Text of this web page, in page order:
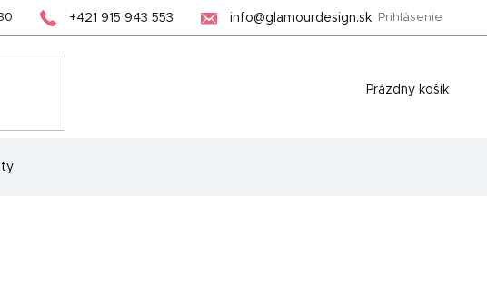
+421 915 943 553 info@glamourdesign.sk Prihlásenie
Nákupný
Prázdny košík